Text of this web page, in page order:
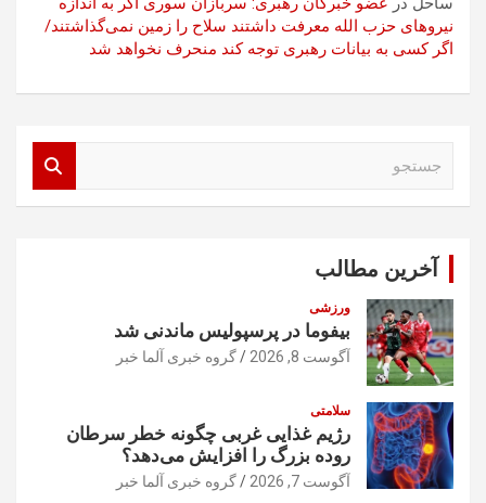
نیروهای حزب الله معرفت داشتند سلاح را زمین نمی‌گذاشتند/
اگر کسی به بیانات رهبری توجه کند منحرف نخواهد شد
آخرین مطالب
ورزشی
بیفوما در پرسپولیس ماندنی شد
آگوست 8, 2026 گروه خبری آلما خبر
سلامتی
رژیم غذایی غربی چگونه خطر سرطان
روده بزرگ را افزایش می‌دهد؟
آگوست 7, 2026 گروه خبری آلما خبر